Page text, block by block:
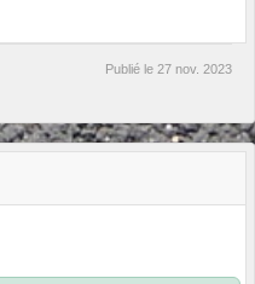
Publié le 27 nov. 2023